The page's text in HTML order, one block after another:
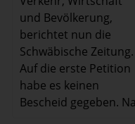
und Bevölkerung,
berichtet nun die
Schwäbische Zeitung.
Auf die erste Petition
habe es keinen
Bescheid gegeben.